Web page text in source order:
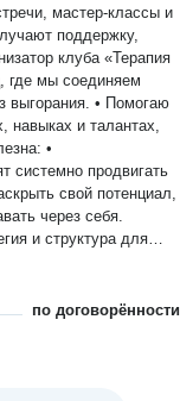
поддержку,
• Помогаю
навыках и талантах,
системно продвигать
через себя.
по договорённости